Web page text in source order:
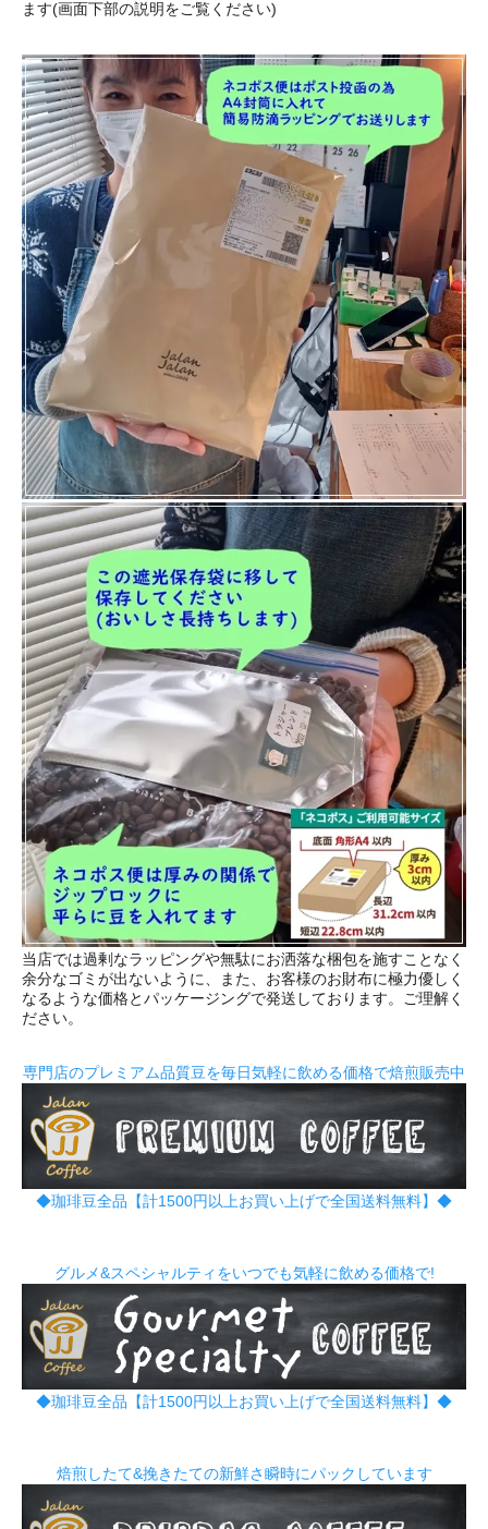
ます(画面下部の説明をご覧ください)
当店では過剰なラッピングや無駄にお洒落な梱包を施すことなく
余分なゴミが出ないように、また、お客様のお財布に極力優しく
なるような価格とパッケージングで発送しております。ご理解く
ださい。
専門店のプレミアム品質豆を毎日気軽に飲める価格で焙煎販売中
◆珈琲豆全品【計1500円以上お買い上げで全国送料無料】◆
グルメ&スペシャルティをいつでも気軽に飲める価格で!
◆珈琲豆全品【計1500円以上お買い上げで全国送料無料】◆
焙煎したて&挽きたての新鮮さ瞬時にパックしています